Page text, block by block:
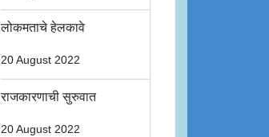
लोकमताचे हेलकावे
20 August 2022
राजकारणाची सुरुवात
20 August 2022